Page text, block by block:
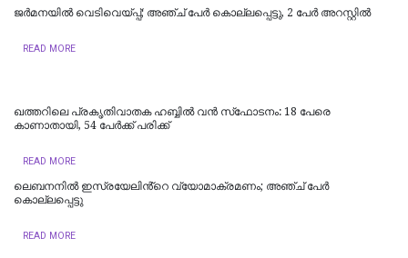
ജർമനയിൽ വെടിവെയ്പ്പ്; അഞ്ച് പേർ കൊല്ലപ്പെട്ടു, 2 പേർ അറസ്റ്റിൽ
READ MORE
ഖത്തറിലെ പ്രകൃതിവാതക ഹബ്ബിൽ വൻ സ്‌ഫോടനം: 18 പേരെ
കാണാതായി, 54 പേർക്ക് പരിക്ക്
READ MORE
ലെബനനിൽ ഇസ്രയേലിൻ്റെ വ്യോമാക്രമണം; അഞ്ച് പേർ
കൊല്ലപ്പെട്ടു
READ MORE